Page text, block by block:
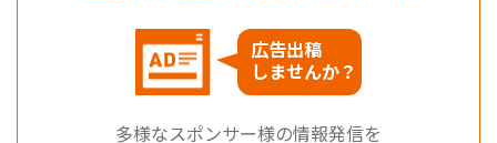
広告出稿
しませんか？
多様なスポンサー様の情報発信を